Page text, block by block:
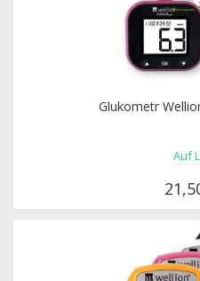
Glukometr
Auf